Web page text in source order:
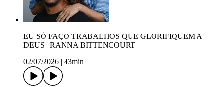
EU SÓ FAÇO TRABALHOS QUE GLORIFIQUEM A
DEUS | RANNA BITTENCOURT
02/07/2026
43min